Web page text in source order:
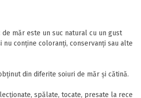
de măr este un suc natural cu un gust
nu conține coloranți, conservanți sau alte
din diferite soiuri de măr și cătină.
spălate, tocate, presate la rece